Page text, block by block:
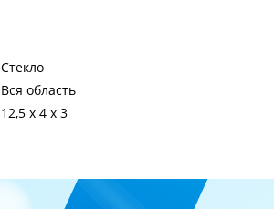
Стекло
Вся область
12,5 х 4 х 3